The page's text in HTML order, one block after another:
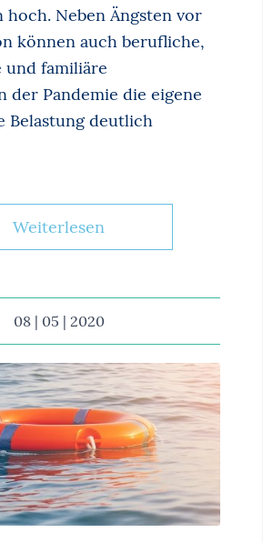
hoch. Neben Ängsten vor
können auch berufliche,
und familiäre
der Pandemie die eigene
Belastung deutlich
Weiterlesen
08 | 05 | 2020